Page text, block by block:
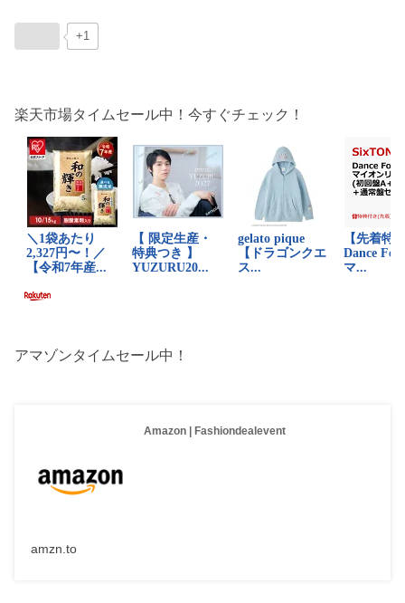
+1
楽天市場タイムセール中！今すぐチェック！
アマゾンタイムセール中！
Amazon | Fashiondealevent
amzn.to